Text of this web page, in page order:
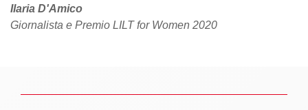
Ilaria D'Amico
Giornalista e Premio LILT for Women 2020